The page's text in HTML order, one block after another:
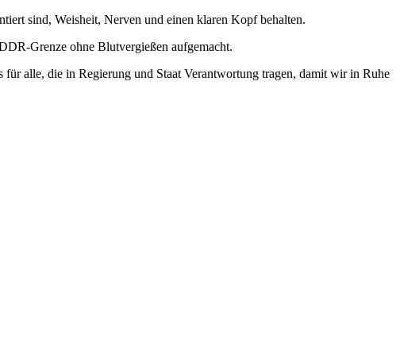
sind, Weisheit, Nerven und einen klaren Kopf behalten.
Grenze ohne Blutvergießen aufgemacht.
alle, die in Regierung und Staat Verantwortung tragen, damit wir in Ruhe